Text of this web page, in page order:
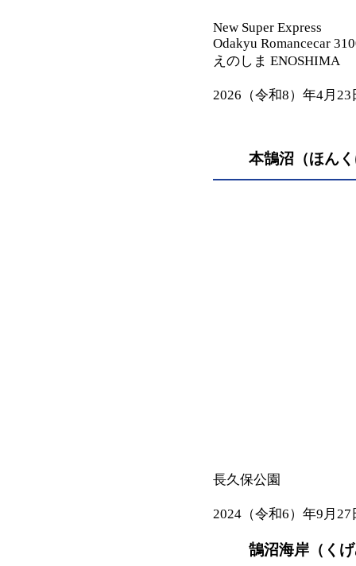
New Super Express
Odakyu Romancecar
えのしま ENOSHIMA
2026（令和8）年4月23
本鵠沼（ほん
長久保公園
2024（令和6）年9月27
鵠沼海岸（く